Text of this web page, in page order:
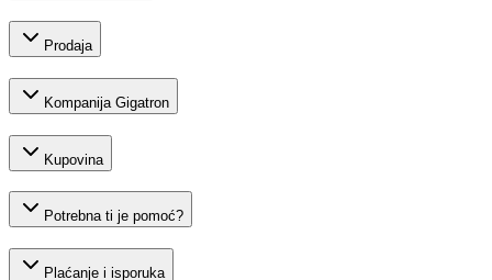
Prodaja
Kompanija Gigatron
Kupovina
Potrebna ti je pomoć?
Plaćanje i isporuka